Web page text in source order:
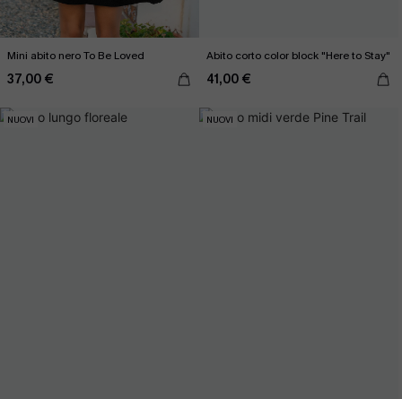
Mini abito nero To Be Loved
37,00 €
Abito corto color block "Here to Stay"
41,00 €
NUOVI NUOVI